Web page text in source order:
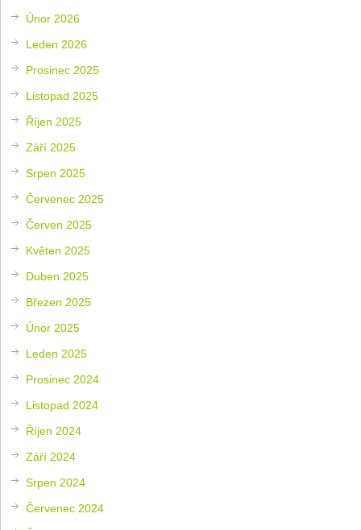
Únor 2026
Leden 2026
Prosinec 2025
Listopad 2025
Říjen 2025
Září 2025
Srpen 2025
Červenec 2025
Červen 2025
Květen 2025
Duben 2025
Březen 2025
Únor 2025
Leden 2025
Prosinec 2024
Listopad 2024
Říjen 2024
Září 2024
Srpen 2024
Červenec 2024